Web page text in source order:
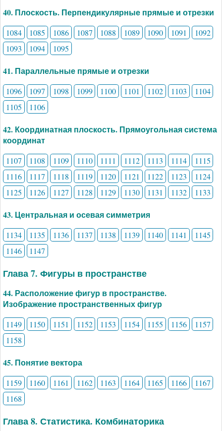
40. Плоскость. Перпендикулярные прямые и отрезки
1084 1085 1086 1087 1088 1089 1090 1091
1092
1093
1094 1095
41. Параллельные прямые и отрезки
1096 1097 1098 1099 1100 1101 1102 1103
1104
1105
1106
42. Координатная плоскость. Прямоугольная система
координат
1107 1108 1109 1110 1111 1112 1113 1114
1115
1116
1117 1118 1119 1120 1121 1122 1123
1124
1125
1126 1127 1128 1129 1130 1131 1132 1133
43. Центральная и осевая симметрия
1134 1135 1136 1137 1138 1139 1140 1141
1145
1146
1147
Глава 7. Фигуры в пространстве
44. Расположение фигур в пространстве.
Изображение пространственных фигур
1149 1150 1151 1152 1153 1154 1155 1156
1157
1158
45. Понятие вектора
1159 1160 1161 1162 1163 1164 1165 1166
1167
1168
Глава 8. Статистика. Комбинаторика